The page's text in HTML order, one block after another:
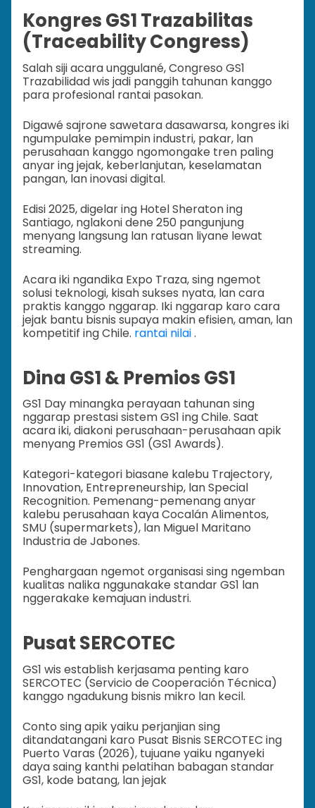
Kongres GS1 Trazabilitas
(Traceability Congress)
Salah siji acara unggulané, Congreso GS1
Trazabilidad wis jadi panggih tahunan kanggo
para profesional rantai pasokan.
Digawé sajrone sawetara dasawarsa, kongres iki
ngumpulake pemimpin industri, pakar, lan
perusahaan kanggo ngomongake tren paling
anyar ing jejak, keberlanjutan, keselamatan
pangan, lan inovasi digital.
Edisi 2025, digelar ing Hotel Sheraton ing
Santiago, nglakoni dene 250 pangunjung
menyang langsung lan ratusan liyane lewat
streaming.
Acara iki ngandika Expo Traza, sing ngemot
solusi teknologi, kisah sukses nyata, lan cara
praktis kanggo nggarap. Iki nggarap karo cara
jejak bantu bisnis supaya makin efisien, aman, lan
kompetitif ing Chile. rantai nilai.
Dina GS1 & Premios GS1
GS1 Day minangka perayaan tahunan sing
nggarap prestasi sistem GS1 ing Chile. Saat
acara iki, diakoni perusahaan-perusahaan apik
menyang Premios GS1 (GS1 Awards).
Kategori-kategori biasane kalebu Trajectory,
Innovation, Entrepreneurship, lan Special
Recognition. Pemenang-pemenang anyar
kalebu perusahaan kaya Cocalán Alimentos,
SMU (supermarkets), lan Miguel Maritano
Industria de Jabones.
Penghargaan ngemot organisasi sing ngemban
kualitas nalika nggunakake standar GS1 lan
nggerakake kemajuan industri.
Pusat SERCOTEC
GS1 wis establish kerjasama penting karo
SERCOTEC (Servicio de Cooperación Técnica)
kanggo ngadukung bisnis mikro lan kecil.
Conto sing apik yaiku perjanjian sing
ditandatangani karo Pusat Bisnis SERCOTEC ing
Puerto Varas (2026), tujuane yaiku nganyeki
daya saing kanthi pelatihan babagan standar
GS1, kode batang, lan jejak